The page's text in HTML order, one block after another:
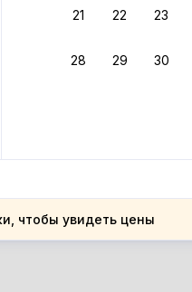
21 22 23
28 29 30
чтобы увидеть цены